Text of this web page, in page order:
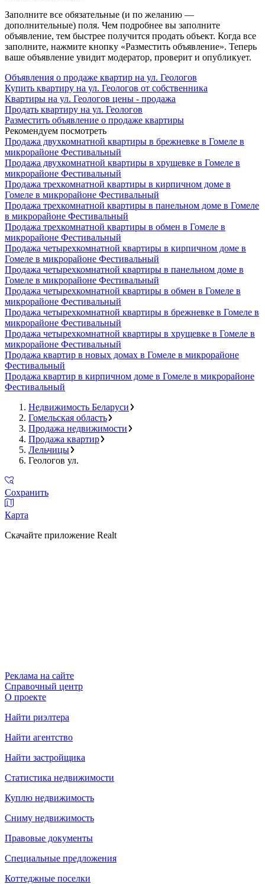
Заполните все обязательные (и по желанию —
дополнительные) поля. Чем подробнее вы заполните
объявление, тем быстрее получится продать объект. Когда все
заполните, нажмите кнопку «Разместить объявление». Теперь
ваше объявление увидит модератор, проверит и опубликует.
Объявления о продаже квартир на ул. Геологов
Купить квартиру на ул. Геологов от собственника
Квартиры на ул. Геологов цены - продажа
Продать квартиру на ул. Геологов
Разместить объявление о продаже квартиры
Рекомендуем посмотреть
Продажа двухкомнатной квартиры в брежневке в Гомеле в
микрорайоне Фестивальный
Продажа двухкомнатной квартиры в хрущевке в Гомеле в
микрорайоне Фестивальный
Продажа трехкомнатной квартиры в кирпичном доме в
Гомеле в микрорайоне Фестивальный
Продажа трехкомнатной квартиры в панельном доме в Гомеле
в микрорайоне Фестивальный
Продажа трехкомнатной квартиры в обмен в Гомеле в
микрорайоне Фестивальный
Продажа четырехкомнатной квартиры в кирпичном доме в
Гомеле в микрорайоне Фестивальный
Продажа четырехкомнатной квартиры в панельном доме в
Гомеле в микрорайоне Фестивальный
Продажа четырехкомнатной квартиры в обмен в Гомеле в
микрорайоне Фестивальный
Продажа четырехкомнатной квартиры в брежневке в Гомеле в
микрорайоне Фестивальный
Продажа четырехкомнатной квартиры в хрущевке в Гомеле в
микрорайоне Фестивальный
Продажа квартир в новых домах в Гомеле в микрорайоне
Фестивальный
Продажа квартир в кирпичном доме в Гомеле в микрорайоне
Фестивальный
Недвижимость Беларуси
Гомельская область
Продажа недвижимости
Продажа квартир
Лельчицы
Геологов ул.
Сохранить
Карта
Скачайте приложение Realt
Реклама на сайте
Справочный центр
О проекте
Найти риэлтера
Найти агентство
Найти застройщика
Статистика недвижимости
Куплю недвижимость
Сниму недвижимость
Правовые документы
Специальные предложения
Коттеджные поселки